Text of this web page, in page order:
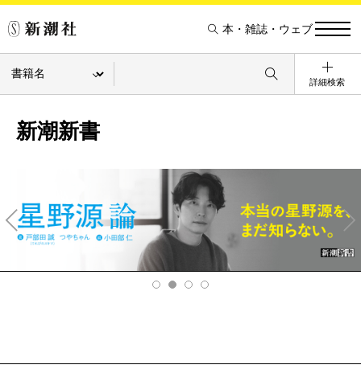
本・雑誌・ウェブ
詳細検索
新潮新書
v
Ne
xt